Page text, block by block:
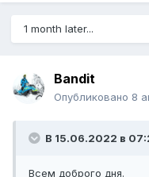
1 month later...
Bandit
Опубликовано 8
В 15.06.2022 в
Всем доброго дня.